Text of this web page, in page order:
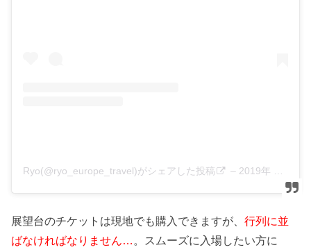
Ryo(@ryo_europe_travel)がシェアした投稿 – 2019年 4月月25日午前4時01分PDT
展望台のチケットは現地でも購入できますが、行列に並
ばなければなりません… 。スムーズに入場したい方に